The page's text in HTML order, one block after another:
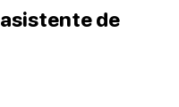
asistente de